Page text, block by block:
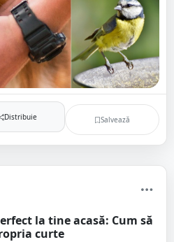
Distribuie Salvează
la tine acasă: Cum să
curte